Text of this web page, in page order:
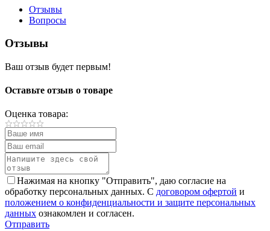
Отзывы
Вопросы
Отзывы
Ваш отзыв будет первым!
Оставьте отзыв о товаре
Оценка товара:
Нажимая на кнопку "Отправить", даю согласие на
обработку персональных данных. С договором офертой и
положением о конфиденциальности и защите персональных
данных ознакомлен и согласен.
Отправить